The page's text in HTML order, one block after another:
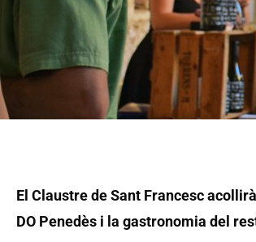
El Claustre de Sant Francesc
DO Penedès i la gastronomia del